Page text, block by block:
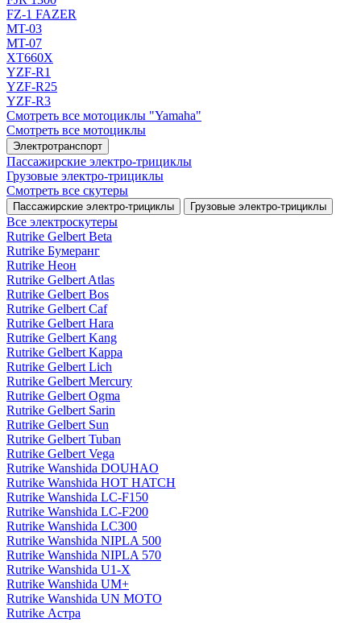
FZ-1 FAZER
MT-03
MT-07
XT660X
YZF-R1
YZF-R25
YZF-R3
Смотреть все мотоциклы "Yamaha"
Смотреть все мотоциклы
Электротранспорт
Пассажирские электро‑трициклы
Грузовые электро‑трициклы
Смотреть все скутеры
Пассажирские электро‑трициклы Грузовые электро‑трициклы
Все электро­скутеры
Rutrike Gelbert Beta
Rutrike Бумеранг
Rutrike Неон
Rutrike Gelbert Atlas
Rutrike Gelbert Bos
Rutrike Gelbert Caf
Rutrike Gelbert Hara
Rutrike Gelbert Kang
Rutrike Gelbert Kappa
Rutrike Gelbert Lich
Rutrike Gelbert Mercury
Rutrike Gelbert Ogma
Rutrike Gelbert Sarin
Rutrike Gelbert Sun
Rutrike Gelbert Tuban
Rutrike Gelbert Vega
Rutrike Wanshida DOUHAO
Rutrike Wanshida HOT HATCH
Rutrike Wanshida LC-F150
Rutrike Wanshida LC-F200
Rutrike Wanshida LC300
Rutrike Wanshida NIPLA 500
Rutrike Wanshida NIPLA 570
Rutrike Wanshida U1-X
Rutrike Wanshida UM+
Rutrike Wanshida UN MOTO
Rutrike Астра